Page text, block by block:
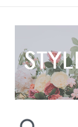
THEME DESIGN
REGISTRY